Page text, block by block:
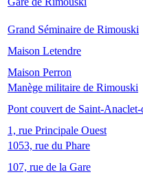
Grand Séminaire de Rimouski
Maison Letendre
Maison Perron
Manège militaire de Rimouski
Pont couvert de Saint-Anaclet-
1, rue Principale Ouest
1053, rue du Phare
107, rue de la Gare